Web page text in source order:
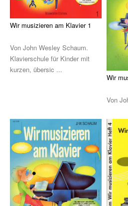
Rosenstolz
Die großen Songbooks
Sounds Good On-Serie
Diverse Bands & Interpreten
Beat It!
Melodie, Text & Akkorde
Klavier, Gesang, Gitarre
Wir musizieren am Klavier 1
Von John Wesley Schaum.
Klavierschule für Kinder mit
kurzen, übersic ...
Wir
Von